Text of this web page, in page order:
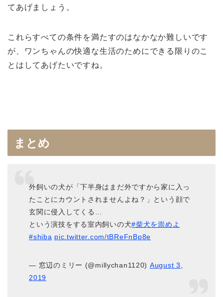
てあげましょう。
これらすべての条件を満たすのはなかなか難しいです
が、ワンちゃんの快適な生活のためにできる限りのこ
とはしてあげたいですね。
まとめ
外飼いの犬が「下半身はまだ外ですから家に入っ
たことにカウントされませんよね？」という顔で
玄関に侵入してくる…
という演技をする室内飼いの犬#柴犬を崇めよ
#shiba pic.twitter.com/tBReFnBp8e
— 窓辺のミリー (@millychan1120) August 3,
2019